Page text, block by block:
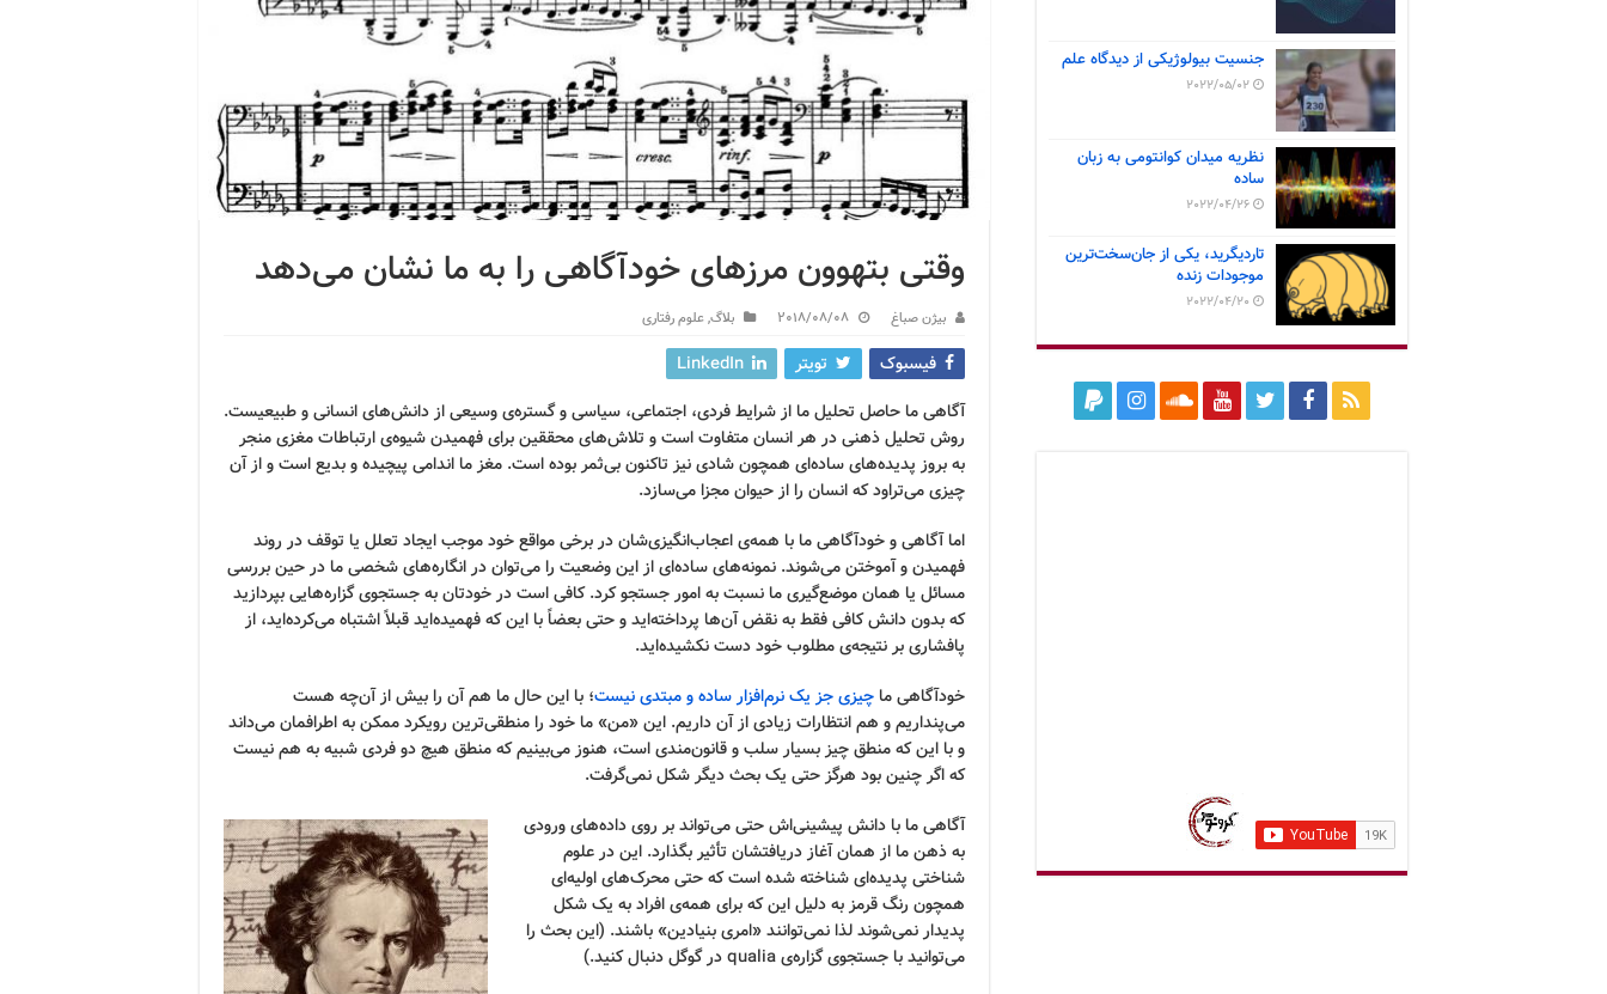
وقتی بتهوون مرزهای خودآگاهی را به ما نشان می‌دهد
بیژن صباغ 2018/08/08 بلاگ,علوم رفتاری
فیسبوک تویتر
LinkedIn
آگاهی ما حاصل تحلیل ما از شرایط فردی، اجتماعی، سیاسی و گستره‌ی وسیعی از دانش‌های انسانی و طبیعیست.
روش تحلیل ذهنی در هر انسان متفاوت است و تلاش‌های محققین برای فهمیدن شیوه‌ی ارتباطات مغزی منجر
به بروز پدیده‌های ساده‌ای همچون شادی نیز تاکنون بی‌ثمر بوده است. مغز ما اندامی پیچیده و بدیع است و از آن
چیزی می‌تراود که انسان را از حیوان مجزا می‌سازد.
اما آگاهی و خودآگاهی ما با همه‌ی اعجاب‌انگیزی‌شان در برخی مواقع خود موجب ایجاد تعلل یا توقف در روند
فهمیدن و آموختن می‌شوند. نمونه‌های ساده‌ای از این وضعیت را می‌توان در انگاره‌های شخصی ما در حین بررسی
مسائل یا همان موضع‌گیری ما نسبت به امور جستجو کرد. کافی است در خودتان به جستجوی گزاره‌هایی بپردازید
که بدون دانش کافی فقط به نقض آن‌ها پرداخته‌اید و حتی بعضاً با این که فهمیده‌اید قبلاً اشتباه می‌کرده‌اید، از
پافشاری بر نتیجه‌ی مطلوب خود دست نکشیده‌اید.
خودآگاهی ما چیزی جز یک نرم‌افزار ساده و مبتدی نیست؛ با این حال ما هم آن را بیش از آن‌چه هست
می‌پنداریم و هم انتظارات زیادی از آن داریم. این «من» ما خود را منطقی‌ترین رویکرد ممکن به اطرافمان می‌داند
و با این که منطق چیز بسیار سلب و قانون‌مندی است، هنوز می‌بینیم که منطق هیچ دو فردی شبیه به هم نیست
که اگر چنین بود هرگز حتی یک بحث دیگر شکل نمی‌گرفت.
آگاهی ما با دانش پیشینی‌اش حتی می‌تواند بر روی داده‌های ورودی
به ذهن ما از همان آغاز دریافتشان تأثیر بگذارد. این در علوم
شناختی پدیده‌ای شناخته شده است که حتی محرک‌های اولیه‌ای
همچون رنگ قرمز به دلیل این که برای همه‌ی افراد به یک شکل
پدیدار نمی‌شوند لذا نمی‌توانند «امری بنیادین» باشند. (این بحث را
می‌توانید با جستجوی گزاره‌ی qualia در گوگل دنبال کنید.)
جنسیت بیولوژیکی از دیدگاه علم
2022/05/02
نظریه میدان کوانتومی به زبان
ساده
2022/04/26
تاردیگرید، یکی از جان‌سخت‌ترین
موجودات زنده
2022/04/20